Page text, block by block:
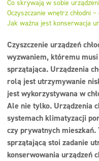
Dezynfekcja
Linia ekonomiczna
Dozowniki
Czyszczenie urządzeń
wyzwaniem, któremu
sprzątająca. Urządzenia
rolą jest utrzymywanie
jest wykorzystywana w
Ale nie tylko. Urządzenia
systemach klimatyzacji
czy prywatnych
sprzątającą stoi zadanie
konserwowania urządzeń
Co skrywają w sobie
Oczyszczanie wnętrz chłodni
Jak ważna jest konserwacja